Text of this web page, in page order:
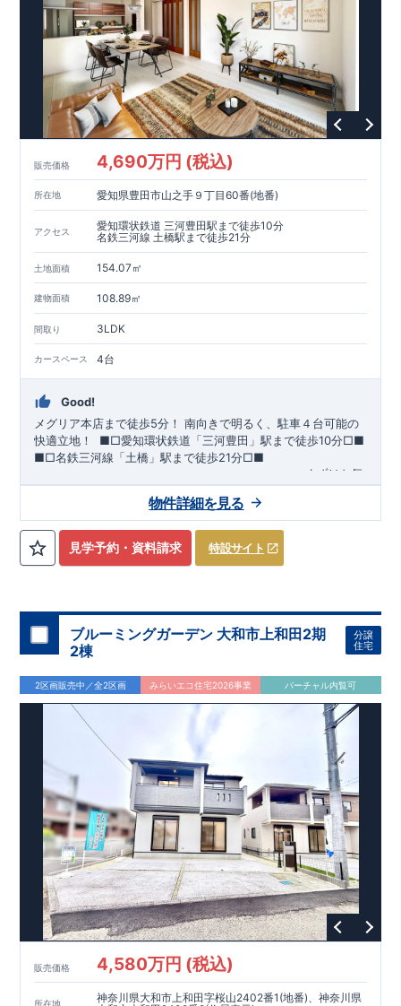
います。
【耐震等級3取得】
・東栄住宅の建物は、国が定めた耐震等級で最高の3を取得。
建築基準法で定められた、｢数百年に一度発生する地震に対し
て、倒壊、崩壊しない。｣という基準から、さらに1.5倍の耐震
力を達成しています。
【住宅性能評価ダブル取得】
・設計住宅性能評価：建物設計段階で、国が認めた第三者機関
が評価しています。
・建設住宅性能評価：評価を受けた図面通りに施工されている
か、建設までに、計4回のチェックが行われます。
図面や書類上だけでなく、現場の施工状況を検査した上で、品
質を保証しています。
【長期優良住宅】
・東栄住宅は国が定める全7つの技術基準をクリアしています。
長期優良住宅とは、｢良い家を作って、きちんと手入れをして、
長く大切に使う｣ことを目的とした認定制度。住宅ローン減税、
固定資産税などの税制優遇を受けられるだけでなく、中古市場
でも、長期優良住宅が有利に働きます。
【充実のアフターサポート】
・東栄住宅では、お引渡し後最大10回の無料定期点検と、60年
え、アフターサービスを外部の業者に委託せず、東栄住宅グル
ープ「東栄ホームサービス株式会社」にて責任をもって対応い
販売価格 4,690万円 (税込)
所在地 愛知県豊田市山之手９丁目60番(地番)
アクセス
愛知環状鉄道 三河豊田駅まで徒歩10分
名鉄三河線 土橋駅まで徒歩21分
土地面積 154.07㎡
建物面積 108.89㎡
間取り 3LDK
カースペース 4台
Good!
メグリア本店まで徒歩5分！ ​南向きで明るく、駐車４台可能の
快適立地！
■□愛知環状鉄道「三河豊田」駅まで徒歩10分□■
■□名鉄三河線「土橋」駅まで徒歩21分□■
まずはお気
ー・ーーー・ーーー・ーーー・ーーー・ーーー ​
おすすめポイント★​
・キッズデザイン賞を受賞した土間ルームを採用！ ​雨・気温
を気にせず過ごせるお子様やペットの遊び ​​ スペースや、
DIY
・お友達とのおしゃべり空間に！​ ​・混みがちな朝でも家族
ない！
・書斎 は仕事や趣味の部屋だけでなく、​ ストーブや扇風機な
どの季節モノ、 ​ 家族の衣類など収納スペースとしても ​ 使
える便利な空間！ ​ ​・奥行のあるインナーバルコニーは​雨が
降り込みにくいので、​ 急な天気の変化にも対応できる！
スマートフォンで見やすい特設サイトはこちら
https://www.e-blooming.com/bukken/83975016/
見学予約・資料請求 特設サイト
物件詳細を見る
ブルーミングガーデン 大和市上和田2期
2棟
分譲
住宅
2区画販売中／全2区画 みらいエコ住宅2026事業 バーチャル内覧可
販売価格 4,580万円 (税込)
所在地
神奈川県大和市上和田字桜山2402番1(地番)、神奈川県